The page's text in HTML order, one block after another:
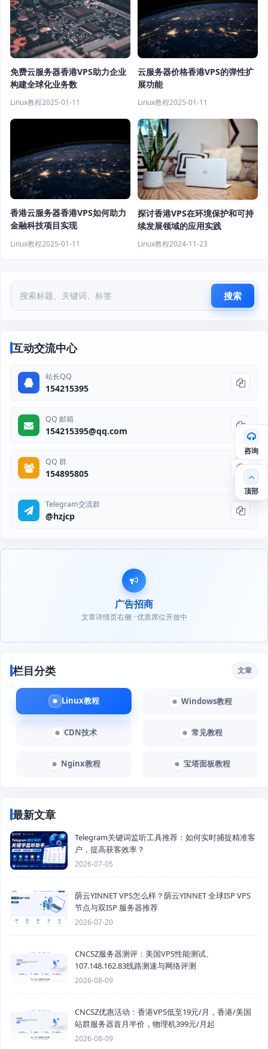
免费云服务器香港VPS助力企业
构建全球化业务数
Linux教程2025-01-11
云服务器价格香港VPS的弹性扩
展功能
Linux教程2025-01-11
香港云服务器香港VPS如何助力
金融科技项目实现
Linux教程2025-01-11
探讨香港VPS在环境保护和可持
续发展领域的应用实践
Linux教程2024-11-23
搜索
互动交流中心
站长QQ
154215395
QQ 邮箱
154215395@qq.com
QQ 群
154895805
Telegram交流群
@hzjcp
广告招商
文章详情页右侧 · 优质席位开放中
栏目分类 文章
Linux教程 Windows教程
CDN技术 常见教程
Nginx教程 宝塔面板教程
最新文章
Telegram关键词监听工具推荐：如何实时捕捉精准客
户，提高获客效率？
2026-07-05
荫云YINNET VPS怎么样？荫云YINNET 全球ISP VPS
节点与双ISP 服务器推荐
2026-07-20
CNCSZ服务器测评：美国VPS性能测试、
107.148.162.83线路测速与网络评测
2026-08-09
CNCSZ优惠活动：香港VPS低至19元/月，香港/美国
站群服务器首月半价，物理机399元/月起
2026-08-09
咨询
顶部